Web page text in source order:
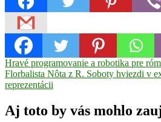
Navigácia
v
Previous
Post:
Hravé programovanie a robotika pre
Next
Post:
Florbalista Nôta z R. Soboty hviezdi v
reprezentácii
Aj toto by vás mohlo